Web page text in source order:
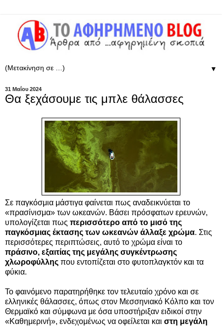
▼
31 Μαΐου 2024
Θα ξεχάσουμε τις μπλε θάλασσες
Σε παγκόσμια μάστιγα φαίνεται πως αναδεικνύεται το
«πρασίνισμα» των ωκεανών. Βάσει πρόσφατων ερευνών,
υπολογίζεται πως περισσότερο από το μισό της
παγκόσμιας έκτασης των ωκεανών άλλαξε χρώμα. Στις
περισσότερες περιπτώσεις, αυτό το χρώμα είναι το
πράσινο, εξαιτίας της μεγάλης συγκέντρωσης
χλωροφύλλης που εντοπίζεται στο φυτοπλαγκτόν και τα
φύκια.
Το φαινόμενο παρατηρήθηκε τον τελευταίο χρόνο και σε
ελληνικές θάλασσες, όπως στον Μεσσηνιακό Κόλπο και τον
Θερμαϊκό και σύμφωνα με όσα υποστήριξαν ειδικοί στην
«Καθημερινή», ενδεχομένως να οφείλεται και στη μεγάλη